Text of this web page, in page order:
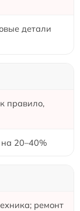
детали
правило,
20–40%
ремонт